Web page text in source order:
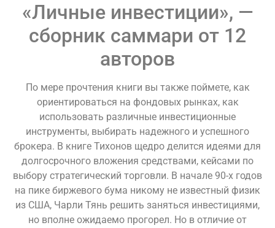
«Личные инвестиции», —
сборник саммари от 12
авторов
По мере прочтения книги вы также поймете, как
ориентироваться на фондовых рынках, как
использовать различные инвестиционные
инструменты, выбирать надежного и успешного
брокера. В книге Тихонов щедро делится идеями для
долгосрочного вложения средствами, кейсами по
выбору стратегический торговли. В начале 90-х годов
на пике биржевого бума никому не известный физик
из США, Чарли Тянь решить заняться инвестициями,
но вполне ожидаемо прогорел. Но в отличие от